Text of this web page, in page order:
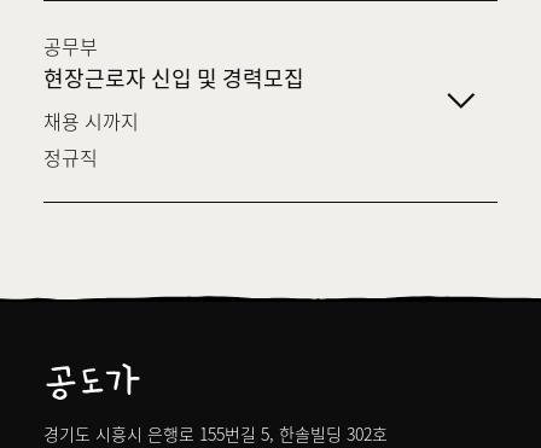
공무부
현장근로자 신입 및 경력모집
채용 시까지
정규직
경기도 시흥시 은행로 155번길 5, 한솔빌딩 302호